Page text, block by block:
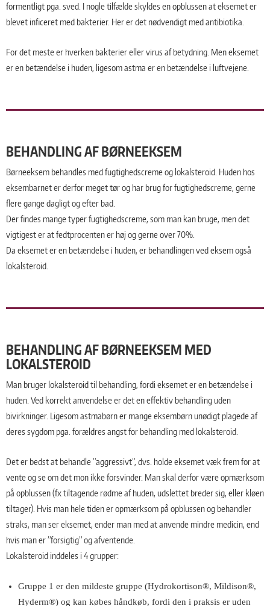
formentligt pga. sved. I nogle tilfælde skyldes en opblussen at eksemet er
blevet inﬁceret med bakterier. Her er det nødvendigt med antibiotika.
For det meste er hverken bakterier eller virus af betydning. Men eksemet
er en betændelse i huden, ligesom astma er en betændelse i luftvejene.
BEHANDLING AF BØRNEEKSEM
Børneeksem behandles med fugtighedscreme og lokalsteroid. Huden hos
eksembarnet er derfor meget tør og har brug for fugtighedscreme, gerne
flere gange dagligt og efter bad.
Der findes mange typer fugtighedscreme, som man kan bruge, men det
vigtigest er at fedtprocenten er høj og gerne over 70%.
Da eksemet er en betændelse i huden, er behandlingen ved eksem også
lokalsteroid.
BEHANDLING AF BØRNEEKSEM MED
LOKALSTEROID
Man bruger lokalsteroid til behandling, fordi eksemet er en betændelse i
huden. Ved korrekt anvendelse er det en effektiv behandling uden
bivirkninger. Ligesom astmabørn er mange eksembørn unødigt plagede af
deres sygdom pga. forældres angst for behandling med lokalsteroid.
Det er bedst at behandle ”aggressivt”, dvs. holde eksemet væk frem for at
vente og se om det mon ikke forsvinder. Man skal derfor være opmærksom
på opblussen (fx tiltagende rødme af huden, udslettet breder sig, eller kløen
tiltager). Hvis man hele tiden er opmærksom på opblussen og behandler
straks, man ser eksemet, ender man med at anvende mindre medicin, end
hvis man er ”forsigtig” og afventende.
Lokalsteroid inddeles i 4 grupper:
Gruppe 1 er den mildeste gruppe (Hydrokortison®, Mildison®,
Hyderm®) og kan købes håndkøb, fordi den i praksis er uden